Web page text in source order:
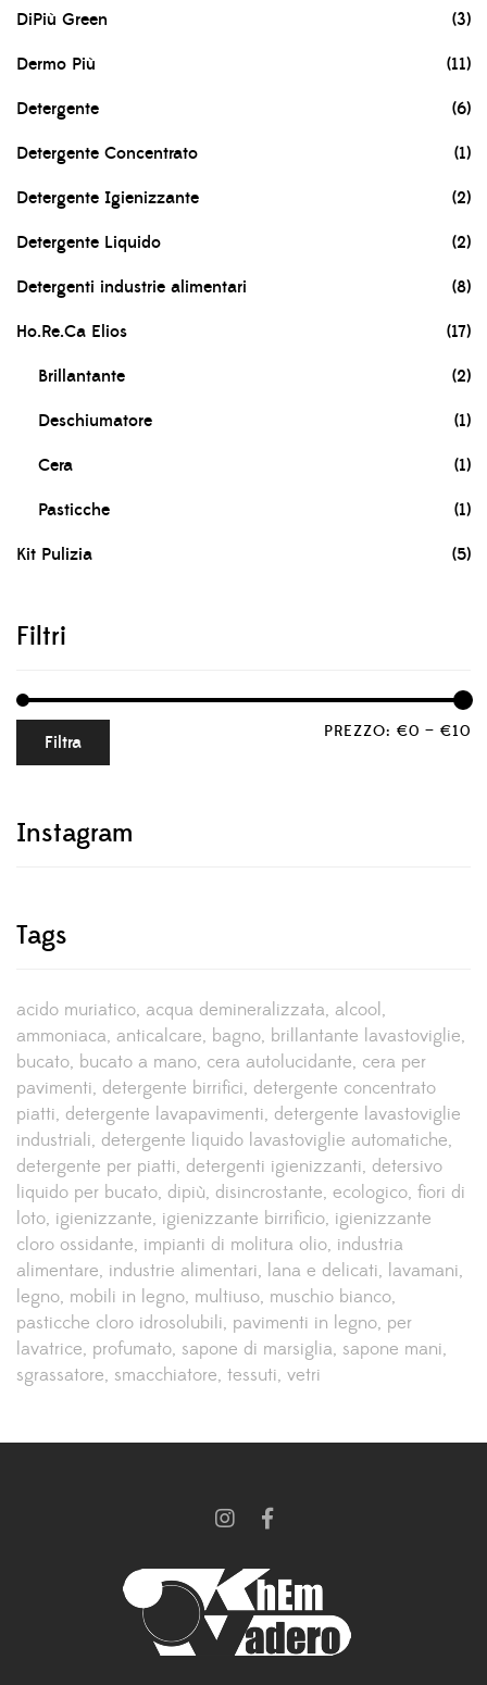
DiPiù Green (3)
Dermo Più (11)
Detergente (6)
Detergente Concentrato (1)
Detergente Igienizzante (2)
Detergente Liquido (2)
Detergenti industrie alimentari (8)
Ho.Re.Ca Elios (17)
Brillantante (2)
Deschiumatore (1)
Cera (1)
Pasticche (1)
Kit Pulizia (5)
Filtri
Filtra PREZZO: €0 — €10
Instagram
Tags
acido muriatico acqua demineralizzata alcool
ammoniaca anticalcare bagno brillantante lavastoviglie
bucato bucato a mano cera autolucidante cera per
pavimenti detergente birrifici detergente concentrato
piatti detergente lavapavimenti detergente lavastoviglie
industriali detergente liquido lavastoviglie automatiche
detergente per piatti detergenti igienizzanti detersivo
liquido per bucato dipiù disincrostante ecologico fiori di
loto igienizzante igienizzante birrificio igienizzante
cloro ossidante impianti di molitura olio industria
alimentare industrie alimentari lana e delicati lavamani
legno mobili in legno multiuso muschio bianco
pasticche cloro idrosolubili pavimenti in legno per
lavatrice profumato sapone di marsiglia sapone mani
sgrassatore smacchiatore tessuti vetri